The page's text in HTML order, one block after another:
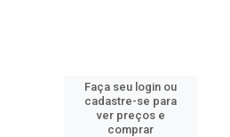
Faça seu login ou
cadastre-se para
ver preços e
comprar